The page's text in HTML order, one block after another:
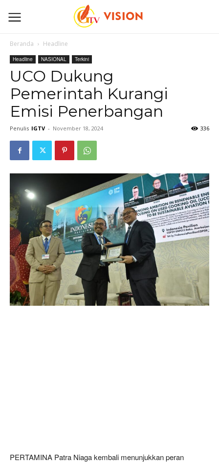
Beranda Headline
Headline NASIONAL Terkini
UCO Dukung
Pemerintah Kurangi
Emisi Penerbangan
Penulis IGTV - November 18, 2024 336
PERTAMINA Patra Niaga kembali menunjukkan peran